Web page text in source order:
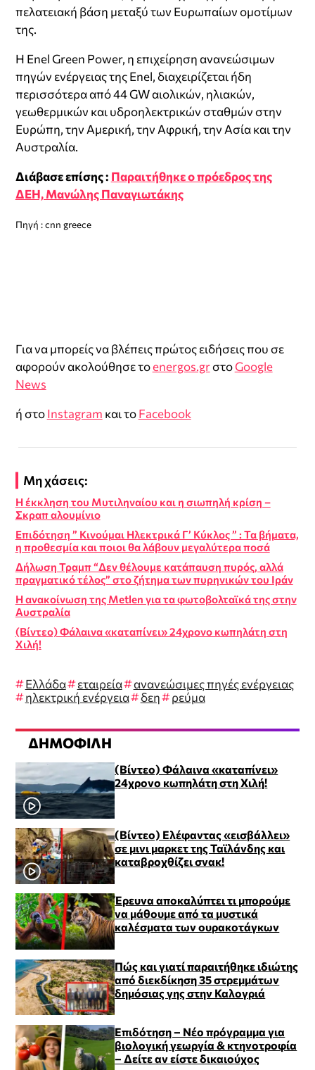
πελατειακή βάση μεταξύ των Ευρωπαίων ομοτίμων
της.
Η Εnel Green Power, η επιχείρηση ανανεώσιμων
πηγών ενέργειας της Enel, διαχειρίζεται ήδη
περισσότερα από 44 GW αιολικών, ηλιακών,
γεωθερμικών και υδροηλεκτρικών σταθμών στην
Ευρώπη, την Αμερική, την Αφρική, την Ασία και την
Αυστραλία.
Διάβασε επίσης : Παραιτήθηκε ο πρόεδρος της
ΔΕΗ, Μανώλης Παναγιωτάκης
Πηγή : cnn greece
Για να μπορείς να βλέπεις πρώτος ειδήσεις που σε
αφορούν ακολούθησε τοenergos.grστοGoogle
News
ή στοInstagram και τοFacebook
Μη χάσεις:
Η έκκληση του Μυτιληναίου και η σιωπηλή κρίση –
Σκραπ αλουμίνιο
Επιδότηση ” Κινούμαι Ηλεκτρικά Γ’ Κύκλος ” : Τα βήματα,
η προθεσμία και ποιοι θα λάβουν μεγαλύτερα ποσά
Δήλωση Τραμπ “Δεν θέλουμε κατάπαυση πυρός, αλλά
πραγματικό τέλος” στο ζήτημα των πυρηνικών του Ιράν
Η ανακοίνωση της Metlen για τα φωτοβολταϊκά της στην
Αυστραλία
(Βίντεο) Φάλαινα «καταπίνει» 24χρονο κωπηλάτη στη
Χιλή!
Ελλάδα εταιρεία
ανανεώσιμες πηγές ενέργειας
ηλεκτρική ενέργεια
δεη ρεύμα
ΔΗΜΟΦΙΛΉ
(Βίντεο) Φάλαινα «καταπίνει»
24χρονο κωπηλάτη στη Χιλή!
(Βίντεο) Ελέφαντας «εισβάλλει»
σε μινι μαρκετ της Ταϊλάνδης και
καταβροχθίζει σνακ!
Έρευνα αποκαλύπτει τι μπορούμε
να μάθουμε από τα μυστικά
καλέσματα των ουρακοτάγκων
Πώς και γιατί παραιτήθηκε ιδιώτης
από διεκδίκηση 35 στρεμμάτων
δημόσιας γης στην Καλογριά
Επιδότηση – Νέο πρόγραμμα για
βιολογική γεωργία & κτηνοτροφία
– Δείτε αν είστε δικαιούχος